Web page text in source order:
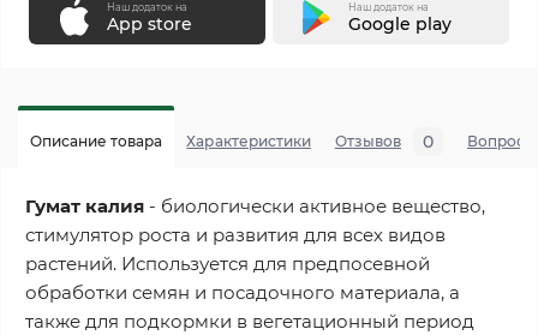
Наш додаток на
App store
Наш додаток на
Google play
Описание товара Характеристики Отзывов 0 Вопросы
Гумат калия - биологически активное вещество,
стимулятор роста и развития для всех видов
растений. Используется для предпосевной
обработки семян и посадочного материала, а
также для подкормки в вегетационный период